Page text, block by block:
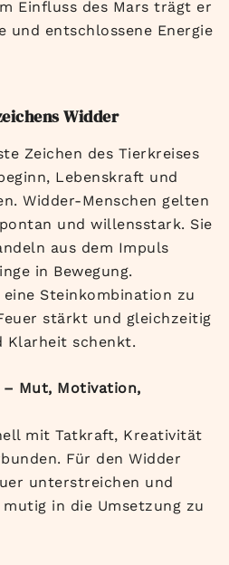
Einfluss des Mars trägt er
und entschlossene Energie
Widder
Zeichen des Tierkreises
Lebenskraft und
Widder-Menschen gelten
und willensstark. Sie
aus dem Impuls
in Bewegung.
Steinkombination zu
stärkt und gleichzeitig
Klarheit schenkt.
– Mut, Motivation,
mit Tatkraft, Kreativität
Für den Widder
unterstreichen und
in die Umsetzung zu